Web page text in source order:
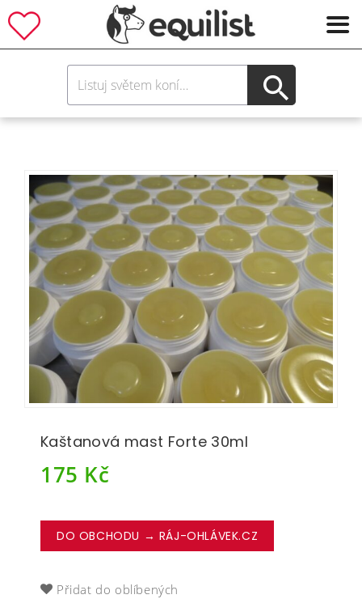
Kaštanová mast Forte 30ml
175 Kč
DO OBCHODU → RÁJ-OHLÁVEK.CZ
Přidat do oblíbených